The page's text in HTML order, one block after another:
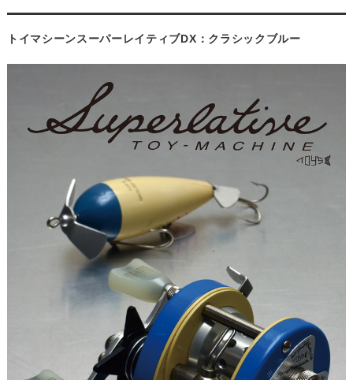
トイマシーンスーパーレイティブDX：クラシックブルー